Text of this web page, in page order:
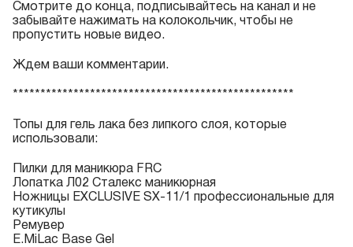
Смотрите до конца, подписывайтесь на канал и не
забывайте нажимать на колокольчик, чтобы не
пропустить новые видео.
Ждем ваши комментарии.
***************************************************
Топы для гель лака без липкого слоя, которые
использовали:
Пилки для маникюра FRC
Лопатка Л02 Сталекс маникюрная
Ножницы EXCLUSIVE SХ-11/1 профессиональные для
кутикулы
Ремувер
E.MiLac Base Gel